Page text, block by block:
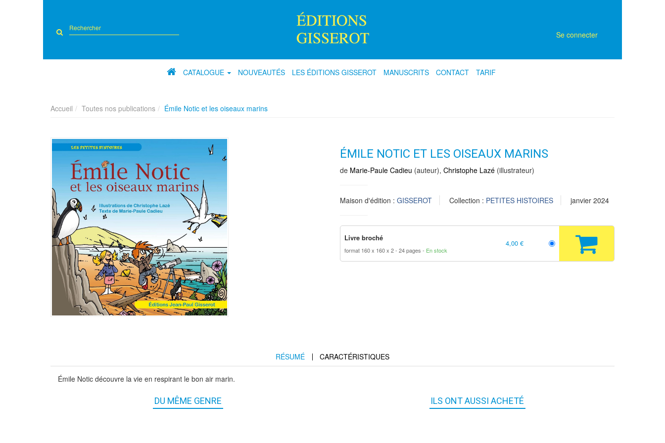
Rechercher
sur
Se connecter
CATALOGUE NOUVEAUTÉS LES ÉDITIONS GISSEROT MANUSCRITS CONTACT TARIF
Accueil Toutes nos publications Émile Notic et les oiseaux marins
ÉMILE NOTIC ET LES OISEAUX MARINS
de Marie-Paule Cadieu (auteur), Christophe Lazé (illustrateur)
Maison d'édition : GISSEROT Collection : PETITES HISTOIRES janvier 2024
Livre broché
format 160 x 160 x 2 24 pages En stock
4,00 €
RÉSUMÉ CARACTÉRISTIQUES
Émile Notic découvre la vie en respirant le bon air marin.
DU MÊME GENRE ILS ONT AUSSI ACHETÉ